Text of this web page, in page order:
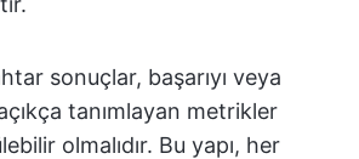
sonuçlar, başarıyı veya
tanımlayan metrikler
olmalıdır. Bu yapı, her